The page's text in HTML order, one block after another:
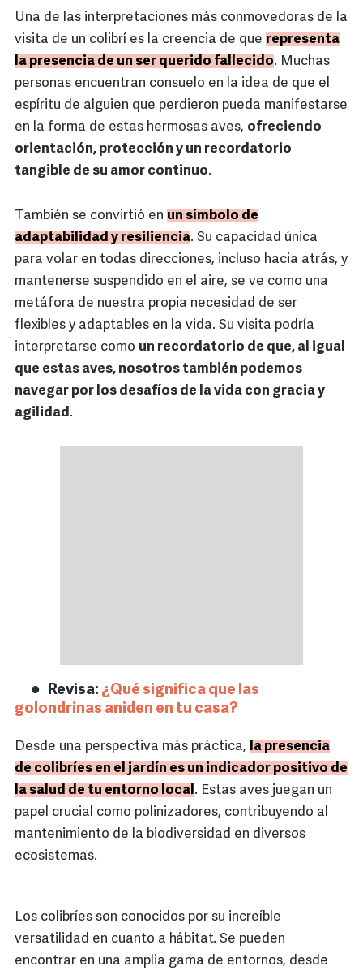
Una de las interpretaciones más conmovedoras de la
visita de un colibrí es la creencia de que representa
la presencia de un ser querido fallecido. Muchas
personas encuentran consuelo en la idea de que el
espíritu de alguien que perdieron pueda manifestarse
en la forma de estas hermosas aves, ofreciendo
orientación, protección y un recordatorio
tangible de su amor continuo.
También se convirtió en un símbolo de
adaptabilidad y resiliencia. Su capacidad única
para volar en todas direcciones, incluso hacia atrás, y
mantenerse suspendido en el aire, se ve como una
metáfora de nuestra propia necesidad de ser
flexibles y adaptables en la vida. Su visita podría
interpretarse como un recordatorio de que, al igual
que estas aves, nosotros también podemos
navegar por los desafíos de la vida con gracia y
agilidad.
Revisa: ¿Qué significa que las
golondrinas aniden en tu casa?
Desde una perspectiva más práctica, la presencia
de colibríes en el jardín es un indicador positivo de
la salud de tu entorno local. Estas aves juegan un
papel crucial como polinizadores, contribuyendo al
mantenimiento de la biodiversidad en diversos
ecosistemas.
Los colibríes son conocidos por su increíble
versatilidad en cuanto a hábitat. Se pueden
encontrar en una amplia gama de entornos, desde